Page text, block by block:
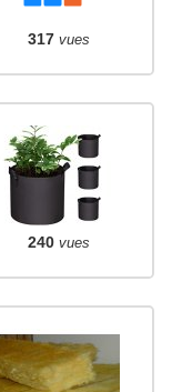
317 vues
240 vues